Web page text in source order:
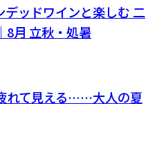
ッドワインと楽しむ 二
8月 立秋・処暑
れて見える……大人の夏